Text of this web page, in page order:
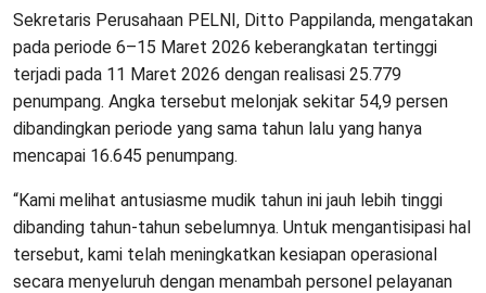
Sekretaris Perusahaan PELNI, Ditto Pappilanda, mengatakan
pada periode 6–15 Maret 2026 keberangkatan tertinggi
terjadi pada 11 Maret 2026 dengan realisasi 25.779
penumpang. Angka tersebut melonjak sekitar 54,9 persen
dibandingkan periode yang sama tahun lalu yang hanya
mencapai 16.645 penumpang.
“Kami melihat antusiasme mudik tahun ini jauh lebih tinggi
dibanding tahun-tahun sebelumnya. Untuk mengantisipasi hal
tersebut, kami telah meningkatkan kesiapan operasional
secara menyeluruh dengan menambah personel pelayanan